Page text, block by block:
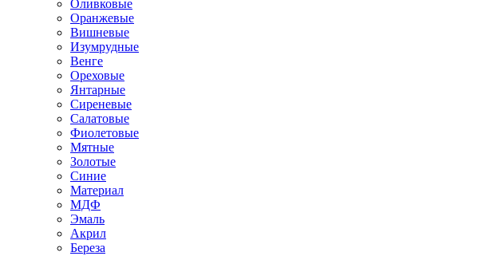
Оливковые
Оранжевые
Вишневые
Изумрудные
Венге
Ореховые
Янтарные
Сиреневые
Салатовые
Фиолетовые
Мятные
Золотые
Синие
Материал
МДФ
Эмаль
Акрил
Береза